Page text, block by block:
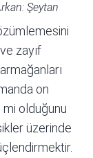
Şeytan
zayıf
on
mi olduğunu
üzerinde